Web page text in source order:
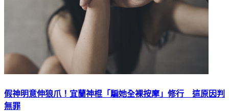
假神明意伸狼爪！宜蘭神棍「騙她全裸按摩」修行 這原因判
無罪